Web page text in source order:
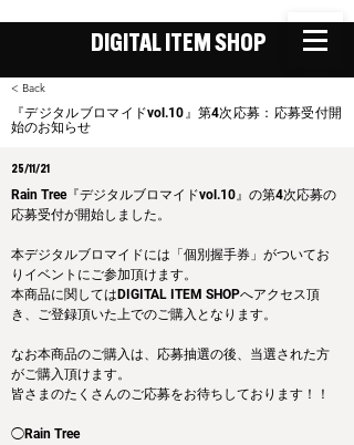
DIGITAL ITEM SHOP
< Back
『デジタルブロマイドvol.10』第4次応募：応募受付開
始のお知らせ
25/11/21
Rain Tree『デジタルブロマイドvol.10』の第4次応募の
応募受付が開始しました。
本デジタルブロマイドには「個別握手券」がついてお
りイベントにご参加頂けます。
本商品に関してはDIGITAL ITEM SHOPへアクセス頂
き、ご登録頂いた上でのご購入となります。
なお本商品のご購入は、応募抽選の後、当選された方
がご購入頂けます。
皆さまのたくさんのご応募をお待ちしております！！
◯Rain Tree